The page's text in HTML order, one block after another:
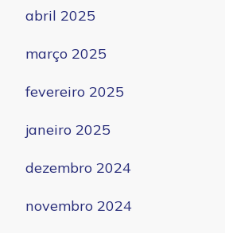
abril 2025
março 2025
fevereiro 2025
janeiro 2025
dezembro 2024
novembro 2024